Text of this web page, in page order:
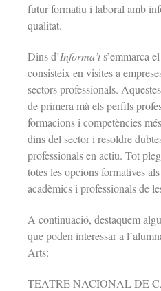
futur formatiu i laboral amb
qualitat.
Dins d’Informa’ts’emmarca
consisteix en visites a
sectors professionals.
de primera mà els perfils
formacions i competències
dins del sector i resoldre
professionals en actiu. Tot
totes les opcions formatives
acadèmics i professionals de
A continuació, destaquem
que poden interessar a
Arts:
TEATRE NACIONAL DE